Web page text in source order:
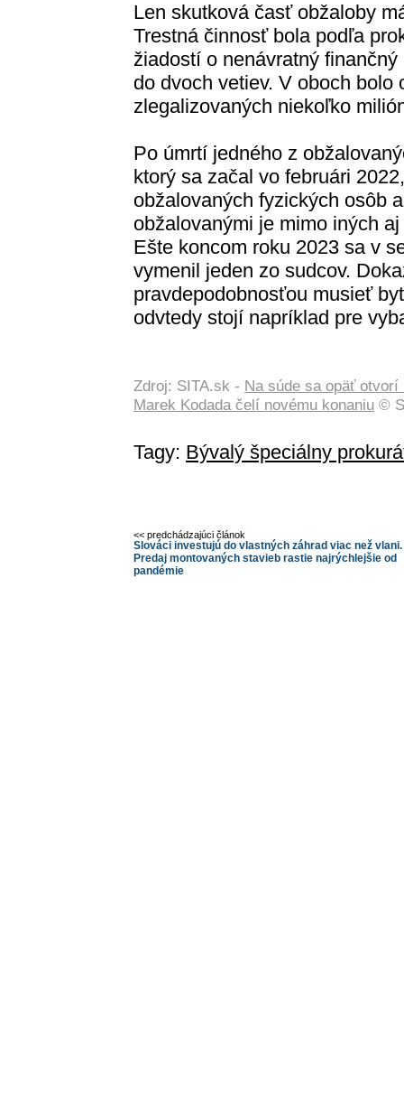
Len skutková časť obžaloby
Trestná činnosť bola podľa
žiadostí o nenávratný
do dvoch vetiev. V oboch bolo
zlegalizovaných niekoľko
Po úmrtí jedného z
ktorý sa začal vo februári
obžalovaných fyzických osôb
obžalovanými je mimo iných
Ešte koncom roku 2023 sa v
vymenil jeden zo sudcov.
pravdepodobnosťou musieť
odvtedy stojí napríklad pre
Zdroj: SITA.sk - Na súde sa opäť
Marek Kodada čelí novému konaniu ©
Tagy: Bývalý špeciálny
<< predchádzajúci článok
Slováci investujú do vlastných záhrad viac než vlani.
Predaj montovaných stavieb rastie najrýchlejšie od
pandémie